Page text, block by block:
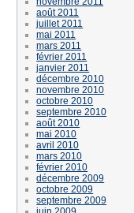
août 2011
juillet 2011
mai 2011
mars 2011
février 2011
janvier 2011
décembre 2010
novembre 2010
octobre 2010
septembre 2010
août 2010
mai 2010
avril 2010
mars 2010
février 2010
décembre 2009
octobre 2009
septembre 2009